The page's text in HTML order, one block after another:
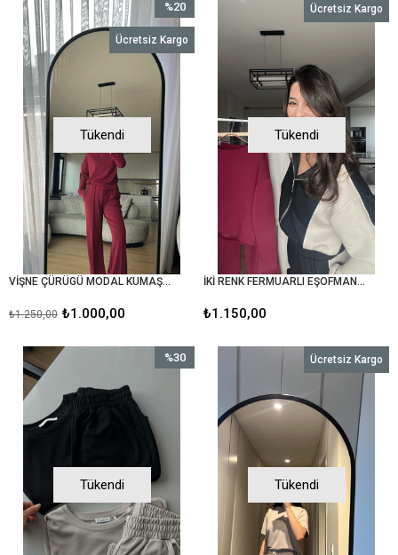
Tükendi
VİŞNE ÇÜRÜGÜ MODAL KUMAŞ İKİLİ TAKIM
₺1.000,00
₺1.250,00
%20
İndirim
%20İndirim
Ücretsiz Kargo
Tükendi
İKİ RENK FERMUARLI EŞOFMAN TAKIMI
₺1.150,00
Ücretsiz Kargo
Tükendi
%30
Tükendi
Ücretsiz Kargo